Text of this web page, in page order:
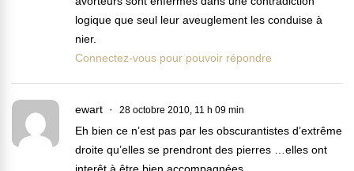
logique que seul leur aveuglement les conduise à
nier.
Connectez-vous pour pouvoir répondre
ewart 28 octobre 2010, 11 h 09 min
Eh bien ce n’est pas par les obscurantistes d’extrême
droite qu’elles se prendront des pierres …elles ont